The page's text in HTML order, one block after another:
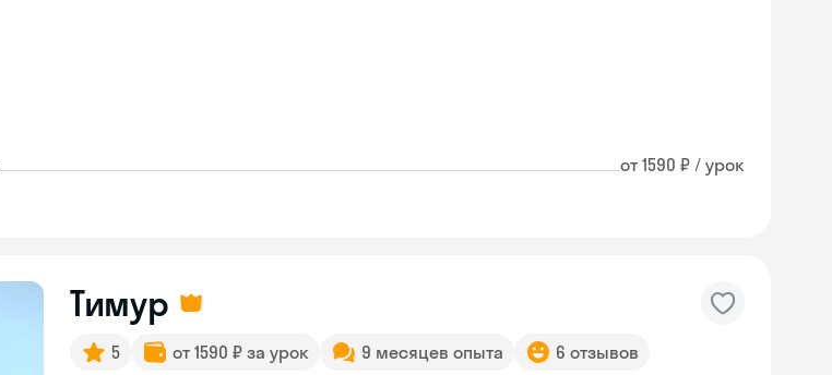
от 1590 ₽ / урок
Тимур
5 от 1590 ₽ за урок 9 месяцев опыта 6 отзывов